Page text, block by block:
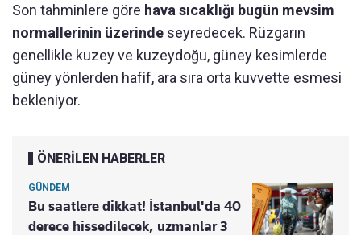
Son tahminlere göre hava sıcaklığı bugün mevsim
normallerinin üzerinde seyredecek. Rüzgarın
genellikle kuzey ve kuzeydoğu, güney kesimlerde
güney yönlerden hafif, ara sıra orta kuvvette esmesi
bekleniyor.
ÖNERİLEN HABERLER
GÜNDEM
Bu saatlere dikkat! İstanbul'da 40
derece hissedilecek, uzmanlar 3